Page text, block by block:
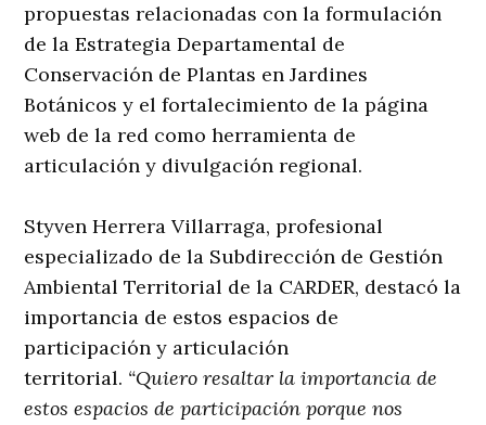
propuestas relacionadas con la formulación
de la Estrategia Departamental de
Conservación de Plantas en Jardines
Botánicos y el fortalecimiento de la página
web de la red como herramienta de
articulación y divulgación regional.
Styven Herrera Villarraga, profesional
especializado de la Subdirección de Gestión
Ambiental Territorial de la CARDER, destacó la
importancia de estos espacios de
participación y articulación
territorial. “Quiero resaltar la importancia de
estos espacios de participación porque nos